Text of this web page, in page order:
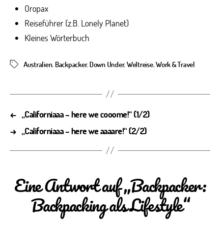
Oropax
Reiseführer (z.B. Lonely Planet)
Kleines Wörterbuch
Schlagwörter
Australien, Backpacker, Down Under,Weltreise,Work & Travel
← „Californiaaa – here we cooome!“ (1/2)
→ „Californiaaa – here we aaaare!“ (2/2)
Eine Antwort auf „Backpacker:
Backpacking als Lifestyle“